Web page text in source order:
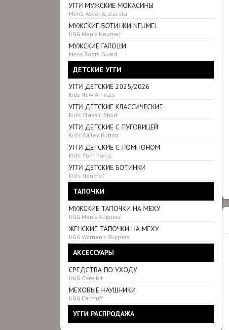
УГГИ МУЖСКИЕ МОКАСИНЫ
Men's Ascot & Dacota
МУЖСКИЕ БОТИНКИ NEUMEL
UGG Men's Neumel
МУЖСКИЕ ГАЛОШИ
Mens Boots Guard
ДЕТСКИЕ УГГИ
УГГИ ДЕТСКИЕ 2025/2026
Kids New Arrivals
УГГИ ДЕТСКИЕ КЛАССИЧЕСКИЕ
Kid's Classic Short
УГГИ ДЕТСКИЕ С ПУГОВИЦЕЙ
Kid's Bailey Button
УГГИ ДЕТСКИЕ С ПОМПОНОМ
Kid's Pom Poms
УГГИ ДЕТСКИЕ БОТИНКИ
Kid's Neumel
ТАПОЧКИ
МУЖСКИЕ ТАПОЧКИ НА МЕХУ
UGG Men's Slippers
ЖЕНСКИЕ ТАПОЧКИ НА МЕХУ
UGG Women's Slippers
АКСЕССУАРЫ
СРЕДСТВА ПО УХОДУ
UGG Care Kit
МЕХОВЫЕ НАУШНИКИ
UGG Earmuff
УГГИ РАСПРОДАЖА